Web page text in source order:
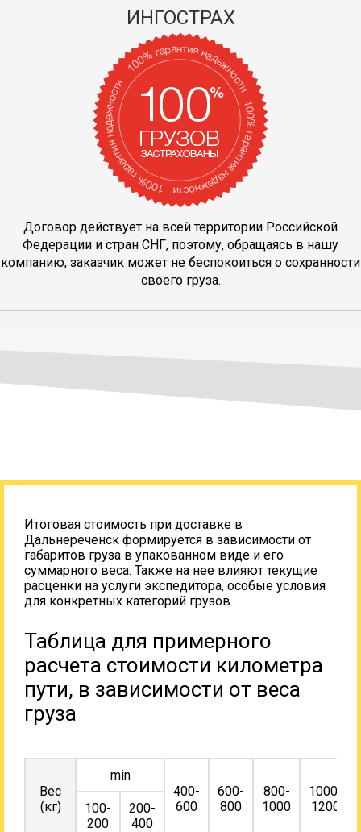
ИНГОСТРАХ
Договор действует на всей территории Российской
Федерации и стран СНГ, поэтому, обращаясь в нашу
компанию, заказчик может не беспокоиться о сохранности
своего груза.
Итоговая стоимость при доставке в
Дальнереченск формируется в зависимости от
габаритов груза в упакованном виде и его
суммарного веса. Также на нее влияют текущие
расценки на услуги экспедитора, особые условия
для конкретных категорий грузов.
Таблица для примерного
расчета стоимости километра
пути, в зависимости от веса
груза
Вес
(кг)
min
400-
600
600-
800
800-
1000
1000-
1200
100-
200
200-
400